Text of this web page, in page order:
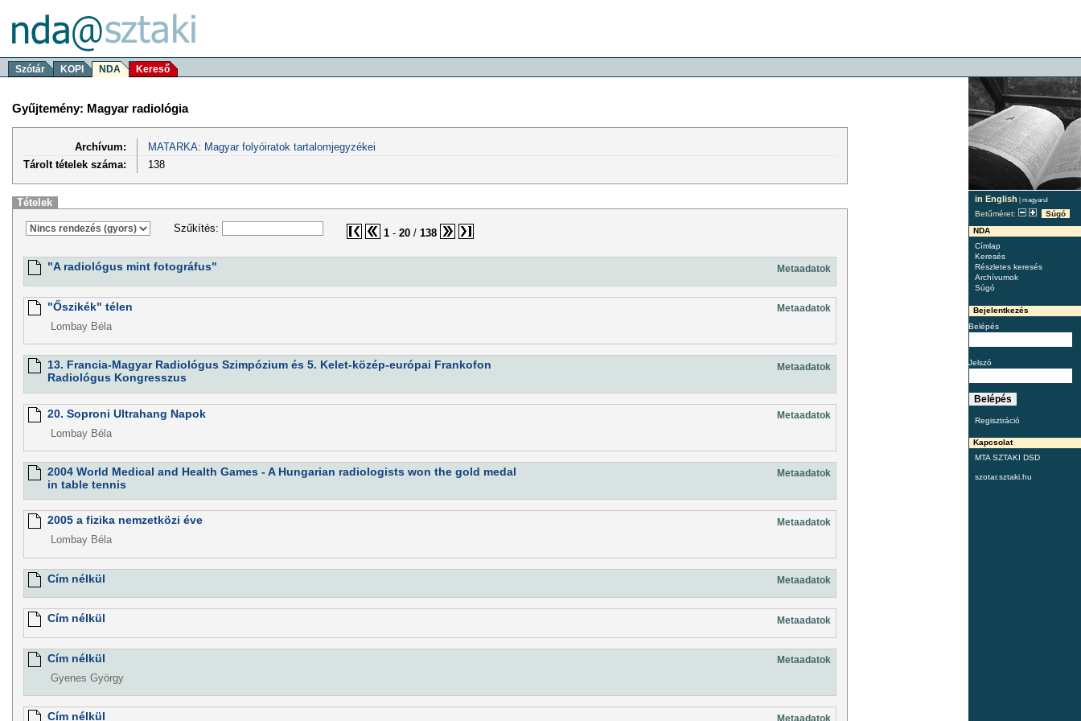
Szótár KOPI NDA Kereső
in English | magyarul
Betűméret:
Súgó
NDA
Címlap
Keresés
Részletes keresés
Archívumok
Súgó
Bejelentkezés
Belépés
Jelszó
Regisztráció
Kapcsolat
MTA SZTAKI DSD
szotar.sztaki.hu
Gyűjtemény: Magyar radiológia
Archívum:
MATARKA: Magyar folyóiratok tartalomjegyzékei
Tárolt tételek száma:
138
Tételek
Szűkítés: 1- 20/ 138
"A radiológus mint fotográfus" Metaadatok
"Őszikék" télen Metaadatok
Lombay Béla
13. Francia-Magyar Radiológus Szimpózium és 5. Kelet-közép-európai Frankofon
Radiológus Kongresszus
Metaadatok
20. Soproni Ultrahang Napok Metaadatok
Lombay Béla
2004 World Medical and Health Games - A Hungarian radiologists won the gold medal
in table tennis
Metaadatok
2005 a fizika nemzetközi éve Metaadatok
Lombay Béla
Cím nélkül Metaadatok
Cím nélkül Metaadatok
Cím nélkül Metaadatok
Gyenes György
Cím nélkül Metaadatok